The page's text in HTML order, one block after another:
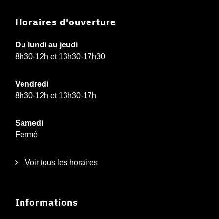
Horaires d'ouverture
Du lundi au jeudi
8h30-12h et 13h30-17h30
Vendredi
8h30-12h et 13h30-17h
Samedi
Fermé
Voir tous les horaires
Informations